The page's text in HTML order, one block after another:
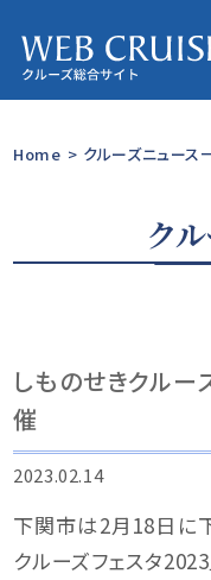
Home > クルーズニュース
ク
しものせきクルー
催
2023.02.14
下関市は2月18日に
クルーズフェスタ